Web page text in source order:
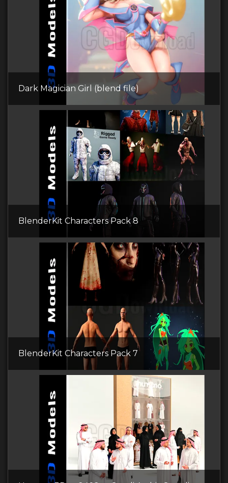
Dark Magician Girl (blend file)
BlenderKit Сharacters Pack 8
BlenderKit Сharacters Pack 7